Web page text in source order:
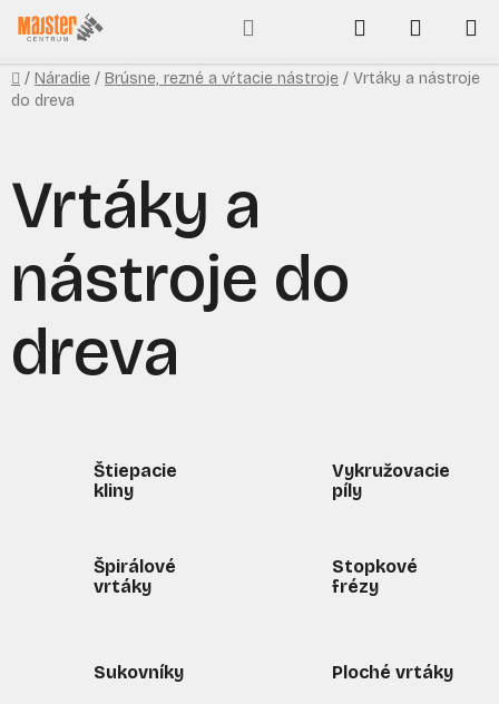
Prejsť
na
obsah
Hľadať
KOŠÍK
Domov
/ Náradie / Brúsne, rezné a vŕtacie nástroje / Vrtáky a nástroje
do dreva
Vrtáky a
nástroje do
dreva
Štiepacie
kliny
Vykružovacie
píly
Špirálové
vrtáky
Stopkové
frézy
Sukovníky Ploché vrtáky